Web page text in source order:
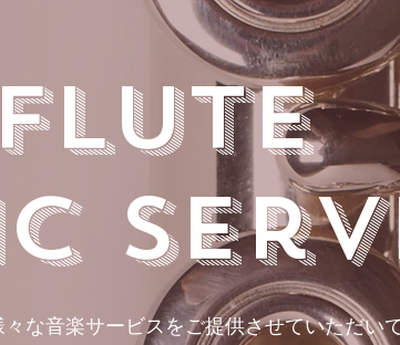
Flute
な音楽サービスをご提供させていただい